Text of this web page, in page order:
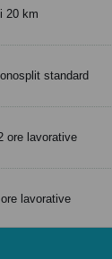
20 km
standard
ore lavorative
lavorative